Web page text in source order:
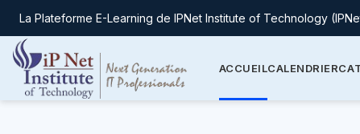
La Plateforme E-Learning de IPNet Institute of Technology
ACCUEILCALENDRIER